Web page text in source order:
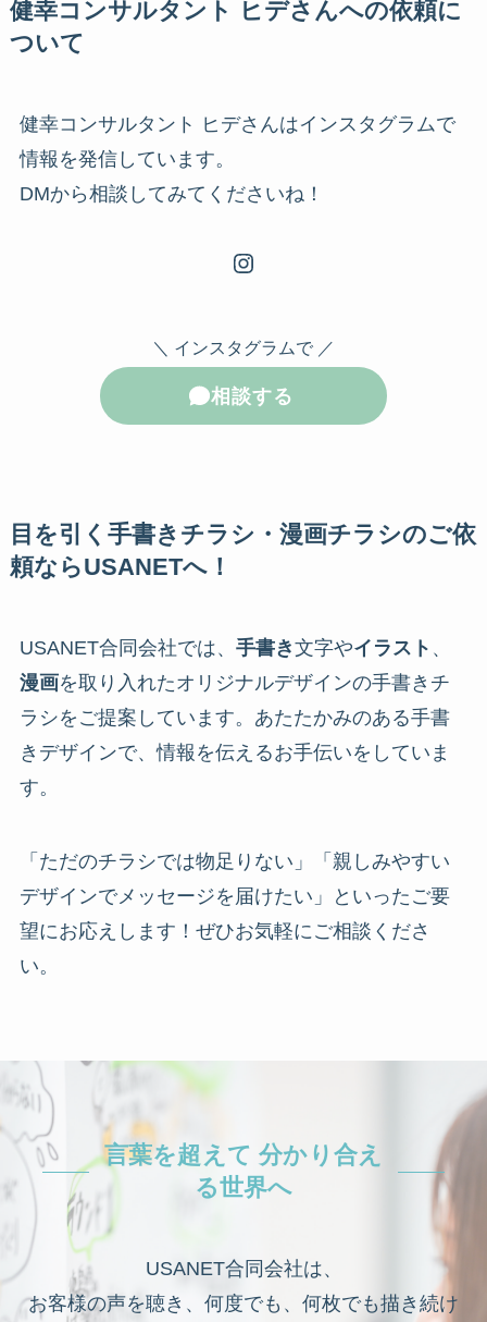
健幸コンサルタント ヒデさんへの依頼に
ついて
健幸コンサルタント ヒデさんはインスタグラムで
情報を発信しています。
DMから相談してみてくださいね！
Instagram
＼ インスタグラムで ／
相談する
目を引く手書きチラシ・漫画チラシのご依
頼ならUSANETへ！
USANET合同会社では、 手書き文字やイラスト 、
漫画を取り入れたオリジナルデザインの手書きチ
ラシをご提案しています。あたたかみのある手書
きデザインで、情報を伝えるお手伝いをしていま
す。
「ただのチラシでは物足りない」「親しみやすい
デザインでメッセージを届けたい」といったご要
望にお応えします！ぜひお気軽にご相談くださ
い。
言葉を超えて 分かり合え
る世界へ
USANET合同会社は、
お客様の声を聴き、何度でも、何枚でも描き続け